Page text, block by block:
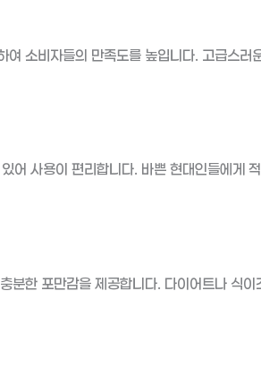
소비자들의 만족도를 높입니다. 고급스러
어 사용이 편리합니다. 바쁜 현대인들에게
분한 포만감을 제공합니다. 다이어트나 식이